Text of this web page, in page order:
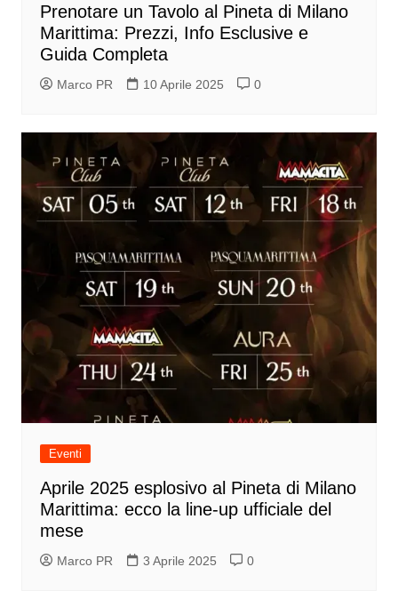
Prenotare un Tavolo al Pineta di Milano
Marittima: Prezzi, Info Esclusive e
Guida Completa
Marco PR 10 Aprile 2025 0
Eventi
Aprile 2025 esplosivo al Pineta di Milano
Marittima: ecco la line-up ufficiale del
mese
Marco PR 3 Aprile 2025 0